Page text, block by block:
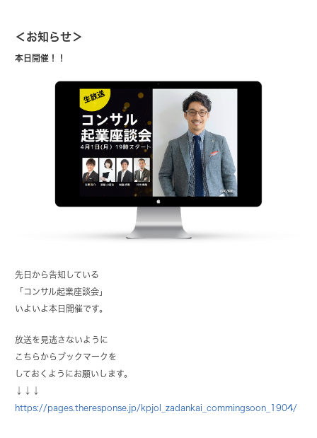
＜お知らせ＞
本日開催！！
先日から告知している
「コンサル起業座談会」
いよいよ本日開催です。
放送を見逃さないように
こちらからブックマークを
しておくようにお願いします。
↓↓↓
https://pages.theresponse.jp/kpjol_zadankai_commingsoon_1904/